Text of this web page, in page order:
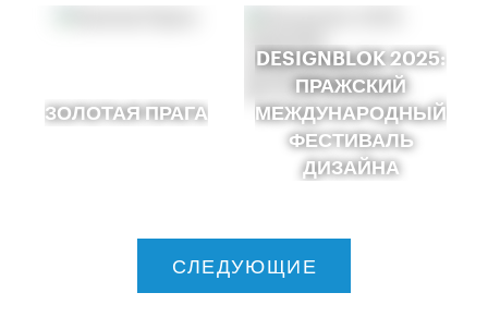
ЗОЛОТАЯ ПРАГА
DESIGNBLOK 2025:
ПРАЖСКИЙ
МЕЖДУНАРОДНЫЙ
ФЕСТИВАЛЬ
ДИЗАЙНА
СЛЕДУЮЩИЕ